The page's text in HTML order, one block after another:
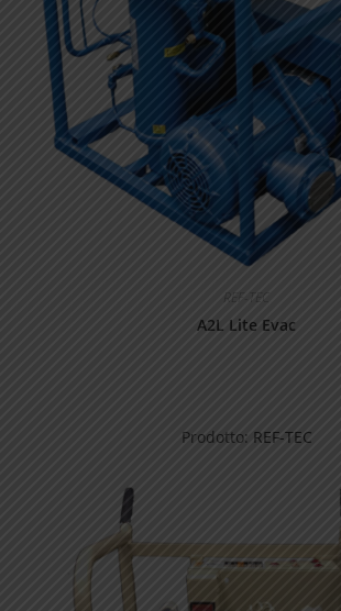
REF-TEC
A2L Lite Evac
Prodotto: REF-TEC